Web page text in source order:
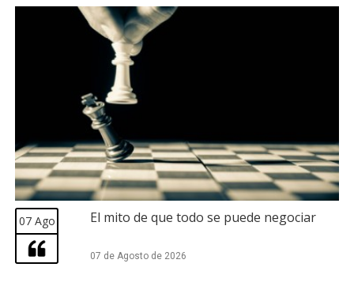
07 Ago El mito de que todo se puede negociar
07 de Agosto de 2026